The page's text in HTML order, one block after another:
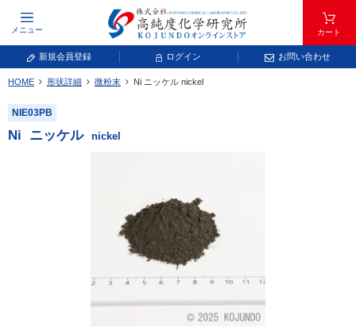
メニュー カート
新規会員登録 ログイン お問い合わせ
元素記号で検索する
元素周期表をタップすると、拡大表示されます。拡大した表から元素記号をタップ
し、一覧へ移動してください。
常温常圧で気体であり、弊社では取り扱いしておりません。
放射性元素または人工元素であり、弊社では取り扱いしておりません。
HOME 形状詳細 微粉末 Ni ニッケル nickel
NIE03PB
Ni ニッケル nickel